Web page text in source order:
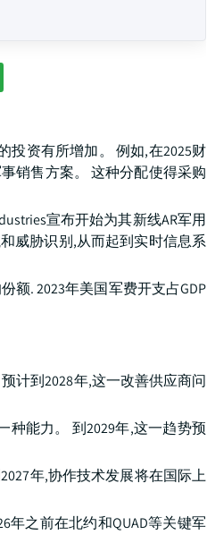
投资有所增加。 例如,在2025财
销售方案。 这种分配使得采购
宣布开始为其新线AR军用
威胁识别,从而起到实时信息系
额. 2023年美国军费开支占GDP
计到2028年,这一改善供应商问
能力。 到2029年,这一趋势预
年,协作技术发展将在国际上
之前在北约和QUAD等关键军